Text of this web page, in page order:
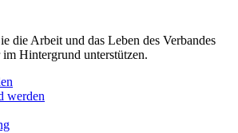
die Arbeit und das Leben des Ver­ban­des
Hin­ter­grund unter­stüt­zen.
werden